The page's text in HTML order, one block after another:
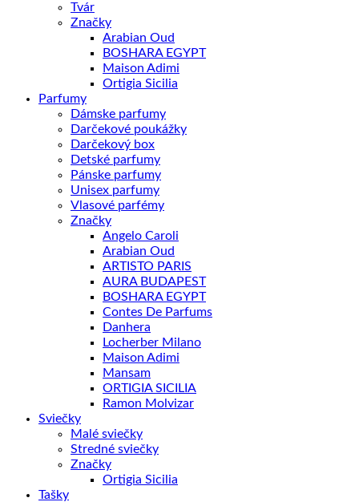
Tvár
Značky
Arabian Oud
BOSHARA EGYPT
Maison Adimi
Ortigia Sicilia
Parfumy
Dámske parfumy
Darčekové poukážky
Darčekový box
Detské parfumy
Pánske parfumy
Unisex parfumy
Vlasové parfémy
Značky
Angelo Caroli
Arabian Oud
ARTISTO PARIS
AURA BUDAPEST
BOSHARA EGYPT
Contes De Parfums
Danhera
Locherber Milano
Maison Adimi
Mansam
ORTIGIA SICILIA
Ramon Molvizar
Sviečky
Malé sviečky
Stredné sviečky
Značky
Ortigia Sicilia
Tašky